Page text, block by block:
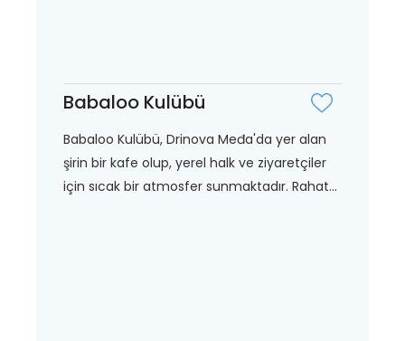
Babaloo Kulübü
Babaloo Kulübü, Drinova Međa'da yer alan
şirin bir kafe olup, yerel halk ve ziyaretçiler
için sıcak bir atmosfer sunmaktadır. Rahat...